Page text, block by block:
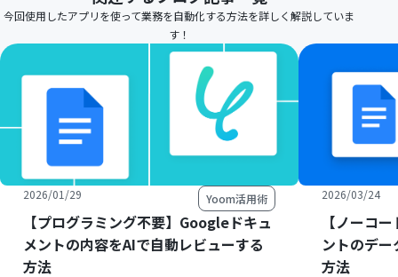
今回使用したアプリを使って業務を自動化する方法を詳しく解説していま
す！
2026/01/29 Yoom活用術
【プログラミング不要】Googleドキュ
メントの内容をAIで自動レビューする
方法
2026/03/24
【ノーコ
ントのデ
方法